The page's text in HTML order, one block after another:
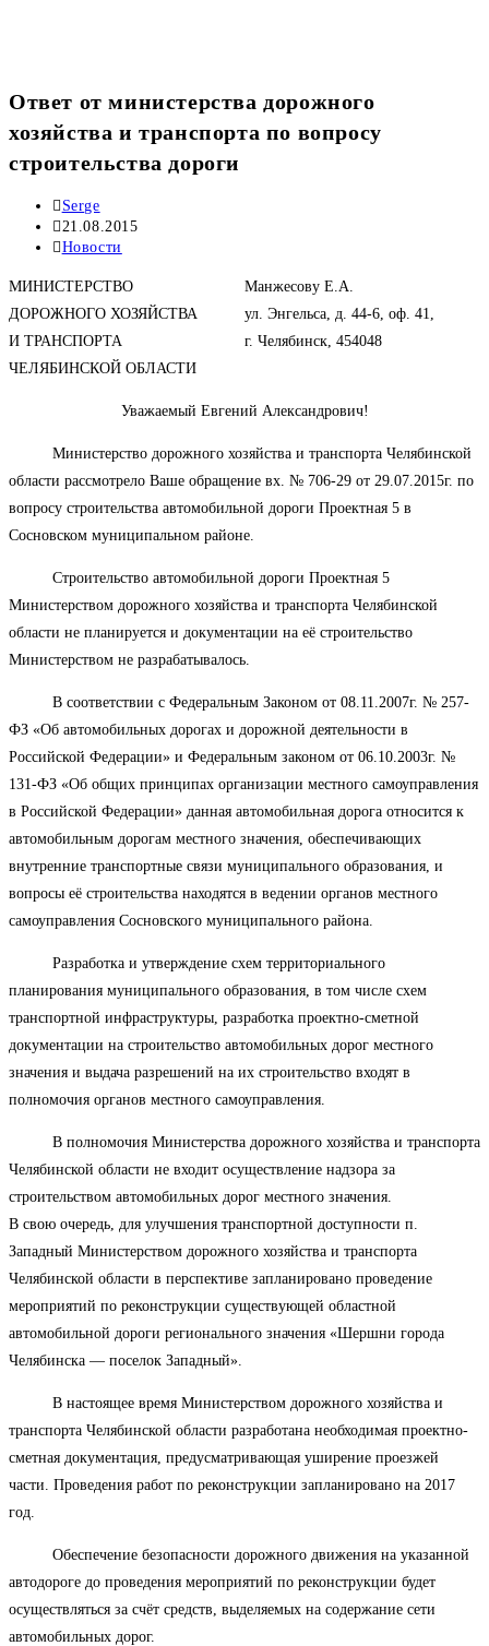
Ответ от министерства дорожного
хозяйства и транспорта по вопросу
строительства дороги
Автор
записи:
Serge
Запись
опубликована:
21.08.2015
Рубрика
Новости
МИНИСТЕРСТВО
ДОРОЖНОГО ХОЗЯЙСТВА
И ТРАНСПОРТА
ЧЕЛЯБИНСКОЙ ОБЛАСТИ
Манжесову Е.А.
ул. Энгельса, д. 44-6, оф. 41,
г. Челябинск, 454048
Уважаемый Евгений Александрович!
Министерство дорожного хозяйства и транспорта Челябинской
области рассмотрело Ваше обращение вх. № 706-29 от 29.07.2015г. по
вопросу строительства автомобильной дороги Проектная 5 в
Сосновском муниципальном районе.
Строительство автомобильной дороги Проектная 5
Министерством дорожного хозяйства и транспорта Челябинской
области не планируется и документации на её строительство
Министерством не разрабатывалось.
В соответствии с Федеральным Законом от 08.11.2007г. № 257-
ФЗ «Об автомобильных дорогах и дорожной деятельности в
Российской Федерации» и Федеральным законом от 06.10.2003г. №
131-ФЗ «Об общих принципах организации местного самоуправления
в Российской Федерации» данная автомобильная дорога относится к
автомобильным дорогам местного значения, обеспечивающих
внутренние транспортные связи муниципального образования, и
вопросы её строительства находятся в ведении органов местного
самоуправления Сосновского муниципального района.
Разработка и утверждение схем территориального
планирования муниципального образования, в том числе схем
транспортной инфраструктуры, разработка проектно-сметной
документации на строительство автомобильных дорог местного
значения и выдача разрешений на их строительство входят в
полномочия органов местного самоуправления.
В полномочия Министерства дорожного хозяйства и транспорта
Челябинской области не входит осуществление надзора за
строительством автомобильных дорог местного значения.
В свою очередь, для улучшения транспортной доступности п.
Западный Министерством дорожного хозяйства и транспорта
Челябинской области в перспективе запланировано проведение
мероприятий по реконструкции существующей областной
автомобильной дороги регионального значения «Шершни города
Челябинска — поселок Западный».
В настоящее время Министерством дорожного хозяйства и
транспорта Челябинской области разработана необходимая проектно-
сметная документация, предусматривающая уширение проезжей
части. Проведения работ по реконструкции запланировано на 2017
год.
Обеспечение безопасности дорожного движения на указанной
автодороге до проведения мероприятий по реконструкции будет
осуществляться за счёт средств, выделяемых на содержание сети
автомобильных дорог.